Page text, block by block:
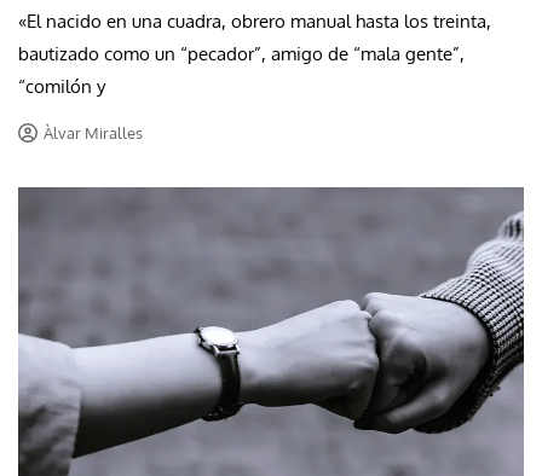
«El nacido en una cuadra, obrero manual hasta los treinta,
bautizado como un “pecador”, amigo de “mala gente”,
“comilón y
Àlvar Miralles